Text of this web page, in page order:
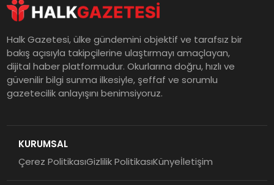
Halk Gazetesi, ülke gündemini objektif ve tarafsız bir
bakış açısıyla takipçilerine ulaştırmayı amaçlayan,
dijital haber platformudur. Okurlarına doğru, hızlı ve
güvenilir bilgi sunma ilkesiyle, şeffaf ve sorumlu
gazetecilik anlayışını benimsiyoruz.
KURUMSAL
Çerez PolitikasıGizlilik PolitikasıKünyeİletişim